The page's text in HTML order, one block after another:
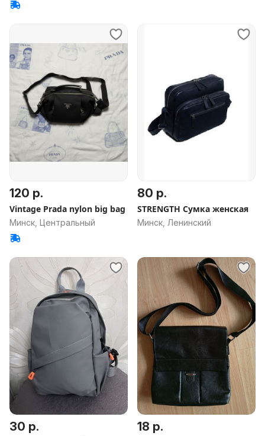
120 р.
Vintage Prada nylon big bag
Минск, Центральный
80 р.
STRENGTH Сумка женская
Минск, Ленинский
30 р. 18 р.